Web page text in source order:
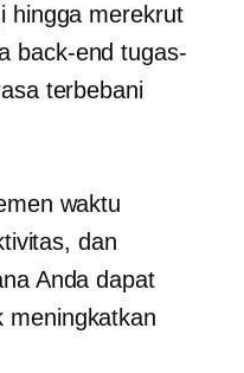
hingga merekrut
back-end tugas-
terbebani
waktu
dan
Anda dapat
meningkatkan